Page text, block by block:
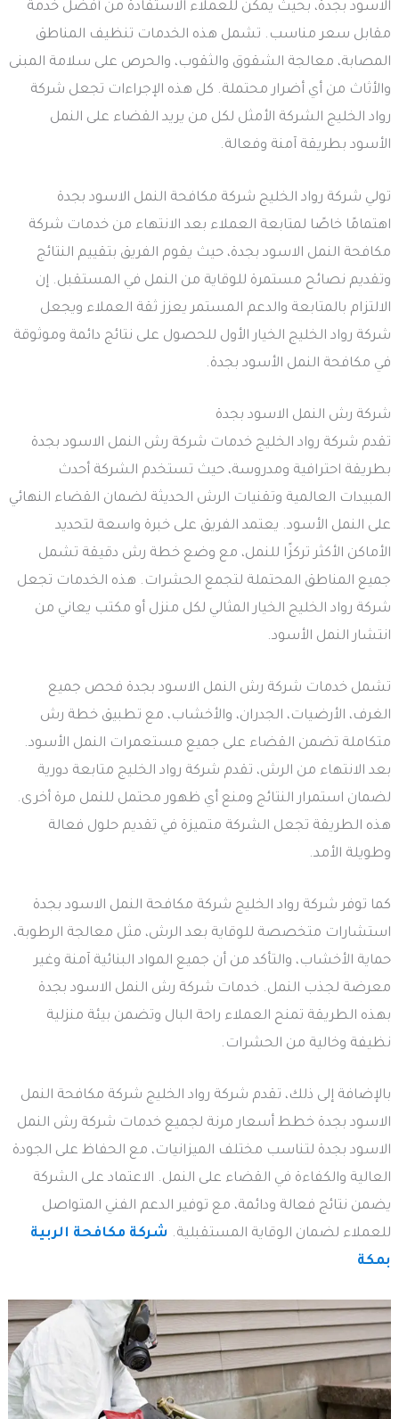
الاسود بجدة، بحيث يمكن للعملاء الاستفادة من أفضل خدمة
مقابل سعر مناسب. تشمل هذه الخدمات تنظيف المناطق
المصابة، معالجة الشقوق والثقوب، والحرص على سلامة المبنى
والأثاث من أي أضرار محتملة. كل هذه الإجراءات تجعل شركة
رواد الخليج الشركة الأمثل لكل من يريد القضاء على النمل
الأسود بطريقة آمنة وفعالة.
تولي شركة رواد الخليج شركة مكافحة النمل الاسود بجدة
اهتمامًا خاصًا لمتابعة العملاء بعد الانتهاء من خدمات شركة
مكافحة النمل الاسود بجدة، حيث يقوم الفريق بتقييم النتائج
وتقديم نصائح مستمرة للوقاية من النمل في المستقبل. إن
الالتزام بالمتابعة والدعم المستمر يعزز ثقة العملاء ويجعل
شركة رواد الخليج الخيار الأول للحصول على نتائج دائمة وموثوقة
في مكافحة النمل الأسود بجدة.
شركة رش النمل الاسود بجدة
تقدم شركة رواد الخليج خدمات شركة رش النمل الاسود بجدة
بطريقة احترافية ومدروسة، حيث تستخدم الشركة أحدث
المبيدات العالمية وتقنيات الرش الحديثة لضمان القضاء النهائي
على النمل الأسود. يعتمد الفريق على خبرة واسعة لتحديد
الأماكن الأكثر تركزًا للنمل، مع وضع خطة رش دقيقة تشمل
جميع المناطق المحتملة لتجمع الحشرات. هذه الخدمات تجعل
شركة رواد الخليج الخيار المثالي لكل منزل أو مكتب يعاني من
انتشار النمل الأسود.
تشمل خدمات شركة رش النمل الاسود بجدة فحص جميع
الغرف، الأرضيات، الجدران، والأخشاب، مع تطبيق خطة رش
متكاملة تضمن القضاء على جميع مستعمرات النمل الأسود.
بعد الانتهاء من الرش، تقدم شركة رواد الخليج متابعة دورية
لضمان استمرار النتائج ومنع أي ظهور محتمل للنمل مرة أخرى.
هذه الطريقة تجعل الشركة متميزة في تقديم حلول فعالة
وطويلة الأمد.
كما توفر شركة رواد الخليج شركة مكافحة النمل الاسود بجدة
استشارات متخصصة للوقاية بعد الرش، مثل معالجة الرطوبة،
حماية الأخشاب، والتأكد من أن جميع المواد البنائية آمنة وغير
معرضة لجذب النمل. خدمات شركة رش النمل الاسود بجدة
بهذه الطريقة تمنح العملاء راحة البال وتضمن بيئة منزلية
نظيفة وخالية من الحشرات.
بالإضافة إلى ذلك، تقدم شركة رواد الخليج شركة مكافحة النمل
الاسود بجدة خطط أسعار مرنة لجميع خدمات شركة رش النمل
الاسود بجدة لتناسب مختلف الميزانيات، مع الحفاظ على الجودة
العالية والكفاءة في القضاء على النمل. الاعتماد على الشركة
يضمن نتائج فعالة ودائمة، مع توفير الدعم الفني المتواصل
للعملاء لضمان الوقاية المستقبلية. شركة مكافحة الربية
بمكة